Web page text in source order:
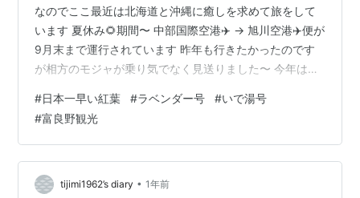
なのでここ最近は北海道と沖縄に癒しを求めて旅をして
います 夏休み🌻期間〜 中部国際空港✈️ → 旭川空港✈️便が
9月末まで運行されています 昨年も行きたかったのです
が相方のモジャが乗り気でなく見送りました〜 今年は
い我が家の北海道旅行〜 ・観光のモデルコースを参考に
路線バス🚌で回れる観光地 ・そこに行くのに最適なホテ
ル選び ・往路や復路の飛行便の時間⏰に合わせて公共交
通機関の選択 レンタカーがあれば何も悩まなくても良い
のでしょうが〜 マックス3泊4日の日程〜 いかに効率よ
#日本一早い紅葉 #ラベンダー号 #いで湯号
#富良野観光
tijimi1962’s diary • 1年前